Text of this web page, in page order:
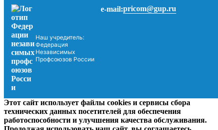
Наш учредитель:
Федерация
Независимых
Профсоюзов России
e-mail:pricom@gup.ru
Этот сайт использует файлы cookies и сервисы сбора
технических данных посетителей для обеспечения
работоспособности и улучшения качества обслуживания.